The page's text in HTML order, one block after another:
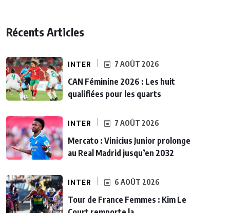
Récents Articles
INTER 7 AOÛT 2026
CAN Féminine 2026 : Les huit
qualifiées pour les quarts
INTER 7 AOÛT 2026
Mercato : Vinicius Junior prolonge
au Real Madrid jusqu’en 2032
INTER 6 AOÛT 2026
Tour de France Femmes : Kim Le